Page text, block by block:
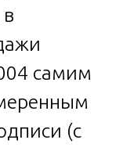
самим
(с